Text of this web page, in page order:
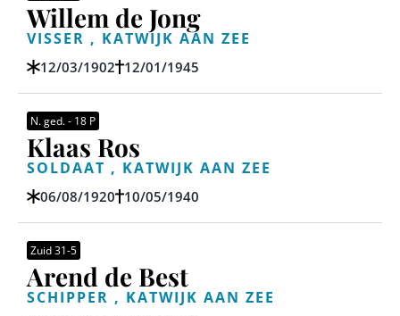
Willem de Jong
VISSER , KATWIJK AAN ZEE
12/03/1902 12/01/1945
N. ged. - 18 P
Klaas Ros
SOLDAAT , KATWIJK AAN ZEE
06/08/1920 10/05/1940
Zuid 31-5
Arend de Best
SCHIPPER , KATWIJK AAN ZEE